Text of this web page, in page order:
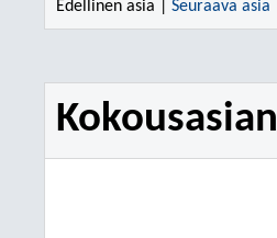
Edellinen asia | Seuraava asia